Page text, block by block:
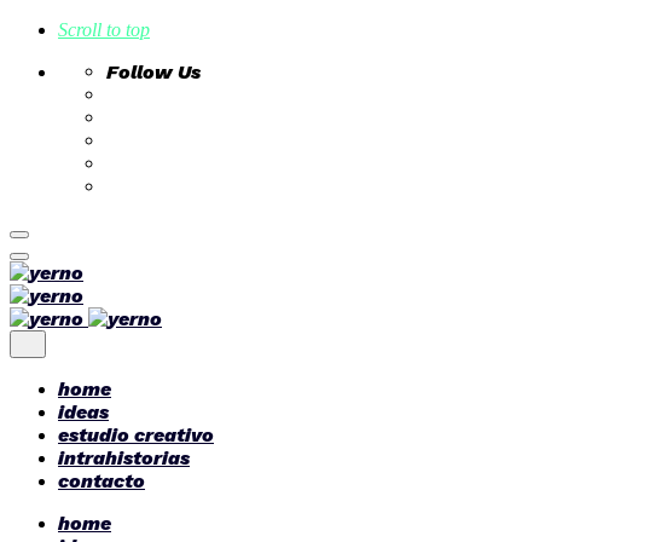
Scroll to top
Follow Us
Skip
to
content
home
ideas
estudio creativo
intrahistorias
contacto
home